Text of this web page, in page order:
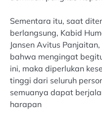
Sementara itu, saat
berlangsung, Kabid
Jansen Avitus
bahwa mengingat
ini, maka diperlukan
tinggi dari seluruh
semuanya dapat
harapan